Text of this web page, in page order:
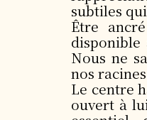
subtiles
Être
Nous ne
nos
Le centre
ouvert à